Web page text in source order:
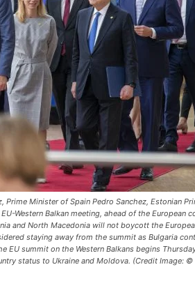
Prime Minister of Spain Pedro Sanchez, Estonian
Western Balkan meeting, ahead of the European
and North Macedonia will not boycott the
staying away from the summit as Bulgaria
summit on the Western Balkans begins
status to Ukraine and Moldova. (Credit Image: ©